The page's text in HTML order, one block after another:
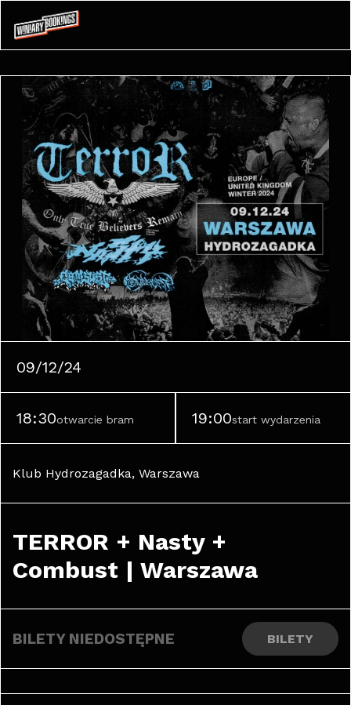
09/12/24
18:30otwarcie bram 19:00start wydarzenia
Klub Hydrozagadka, Warszawa
TERROR + Nasty +
Combust | Warszawa
BILETY NIEDOSTĘPNE BILETY